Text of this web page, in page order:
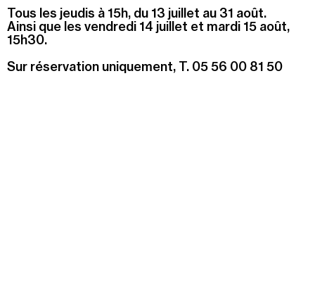
Tous les jeudis à 15h, du 13 juillet au 31 août.
Ainsi que les vendredi 14 juillet et mardi 15 août,
15h30.
Sur réservation uniquement, T. 05 56 00 81 50